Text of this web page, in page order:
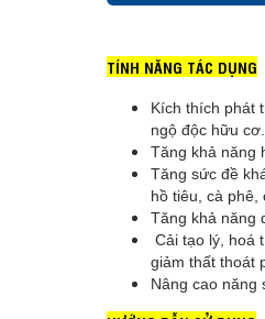
TÍNH NĂNG TÁC DỤNG
Kích thích phát
ngộ độc hữu cơ.
Tăng khả năng
Tăng sức đề
hồ tiêu, cà phê,
Tăng khả năng
Cải tạo lý, hoá
giảm thất thoát
Nâng cao năng